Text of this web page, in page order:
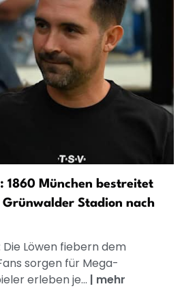
1860 München bestreitet
Stadion nach
Löwen fiebern dem
sorgen für Mega-
erleben je... | mehr